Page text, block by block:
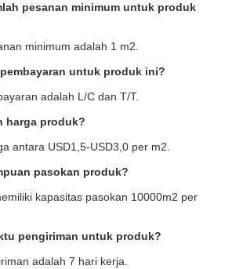
pesanan minimum untuk produk
minimum adalah 1 m2.
untuk produk ini?
adalah L/C dan T/T.
harga produk?
antara USD1,5-USD3,0 per m2.
pasokan produk?
kapasitas pasokan 10000m2 per
pengiriman untuk produk?
adalah 7 hari kerja.